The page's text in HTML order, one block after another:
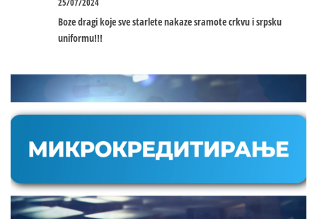
25/07/2024
Boze dragi koje sve starlete nakaze sramote crkvu i srpsku
uniformu!!!